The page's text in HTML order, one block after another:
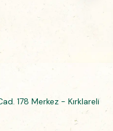
178 Merkez - Kırklareli